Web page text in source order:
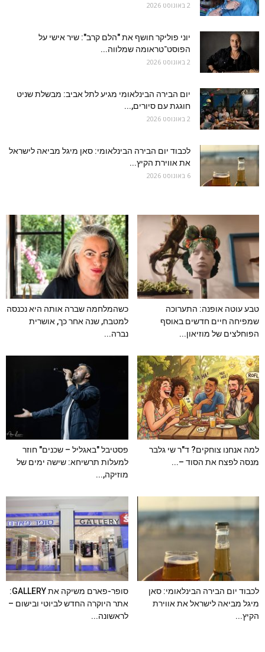
2 באוגוסט 2026
יוני פוליקר חושף את "הלם קרב": שיר אישי על
הפוסט־טראומה שמלווה...
2 באוגוסט 2026
יום הבירה הבינלאומי מגיע לתל אביב: מבשלת שניט
חוגגת עם סיורים,...
2 באוגוסט 2026
לכבוד יום הבירה הבינלאומי: סאן מיגל מביאה לישראל
את אווירת הקיץ...
6 באוגוסט 2026
טבע עוטה אופנה: התערוכה
שמפיחה חיים חדשים באוסף
הפוחלצים של מוזיאון...
כשהמלחמה שברה אותה היא נכנסה
למטבח, שנה אחר כך, אושרית
נברה...
למה אנחנו צוחקים? ד"ר שי גלבר
מנסה לפצח את הסוד –...
פסטיבל "באגליל – שכנים" חוזר
למעלות תרשיחא: שישה ימים של
מוזיקה,...
לכבוד יום הבירה הבינלאומי: סאן
מיגל מביאה לישראל את אווירת
הקיץ...
סופר-פארם משיקה את GALLERY:
אתר היוקרה החדש לביוטי ובישום –
לראשונה...